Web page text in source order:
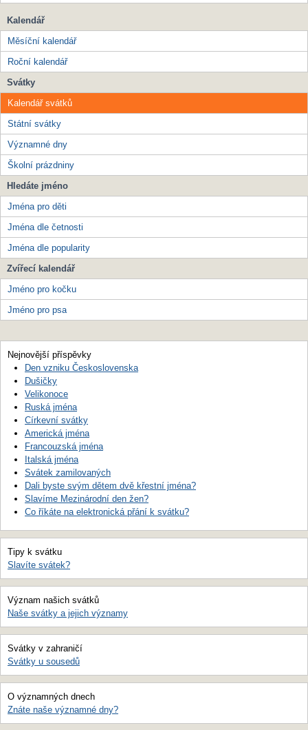
Kalendář
Měsíční kalendář
Roční kalendář
Svátky
Kalendář svátků
Státní svátky
Významné dny
Školní prázdniny
Hledáte jméno
Jména pro děti
Jména dle četnosti
Jména dle popularity
Zvířecí kalendář
Jméno pro kočku
Jméno pro psa
Nejnovější příspěvky
Den vzniku Československa
Dušičky
Velikonoce
Ruská jména
Církevní svátky
Americká jména
Francouzská jména
Italská jména
Svátek zamilovaných
Dali byste svým dětem dvě křestní jména?
Slavíme Mezinárodní den žen?
Co říkáte na elektronická přání k svátku?
Tipy k svátku
Slavíte svátek?
Význam našich svátků
Naše svátky a jejich významy
Svátky v zahraničí
Svátky u sousedů
O významných dnech
Znáte naše významné dny?